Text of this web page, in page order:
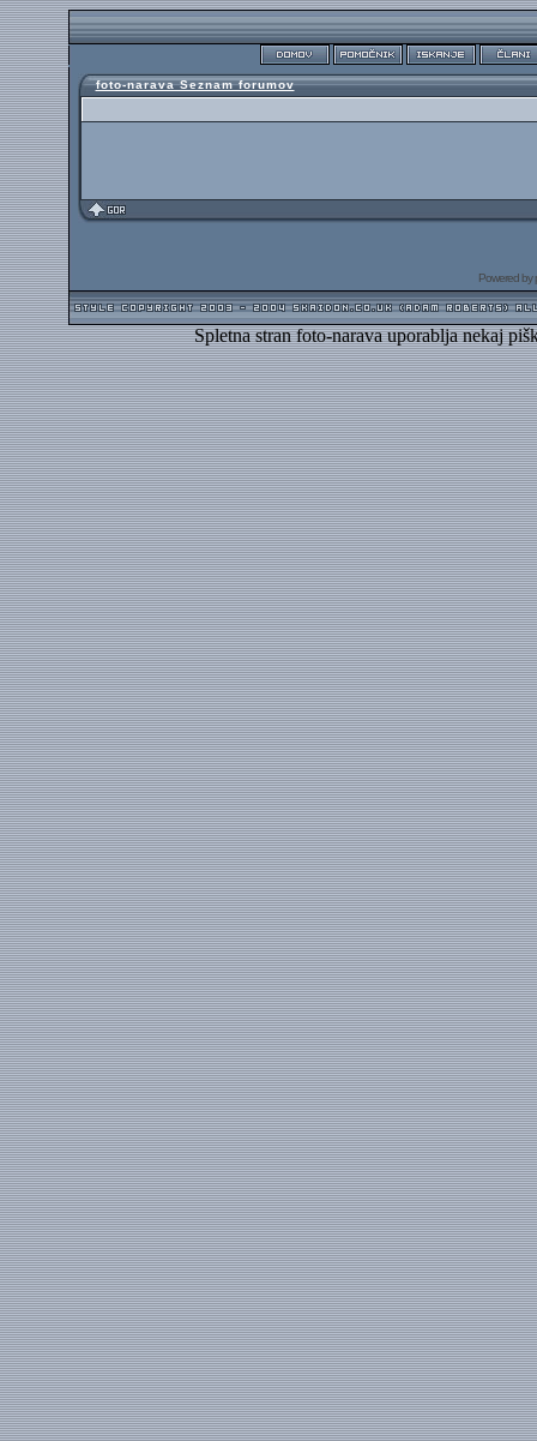
foto-narava Seznam forumov
Powered by
Spletna stran foto-narava uporablja nekaj